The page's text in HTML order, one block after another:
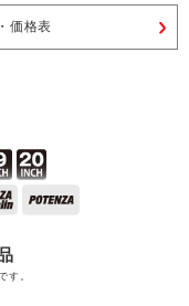
価格表
す。